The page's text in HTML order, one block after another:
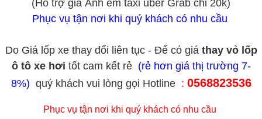
(Hỗ trợ giá Anh em taxi uber Grab chỉ 20k)
Phục vụ tận nơi khi quý khách có nhu cầu
Do Giá lốp xe thay đổi liên tục - Để có giá thay vỏ lốp
ô tô xe hơi tốt cam kết rẻ (rẻ hơn giá thị trường 7-
8%) quý khách vui lòng gọi Hotline : 0568823536
Phục vụ tận nơi khi quý khách có nhu cầu